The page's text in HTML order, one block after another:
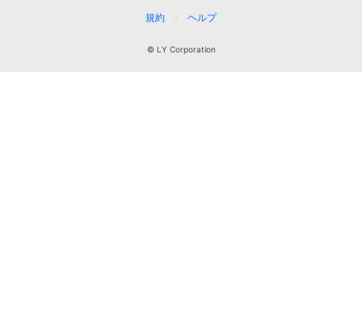
規約
ヘルプ
© LY Corporation